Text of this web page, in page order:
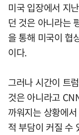
미국 입장에서 지
던 것은 아니라는
을 통해 미국이 협
이다.
그러나 시간이 트
것은 아니라고
까워지는 상황에
적 부담이 커질 수